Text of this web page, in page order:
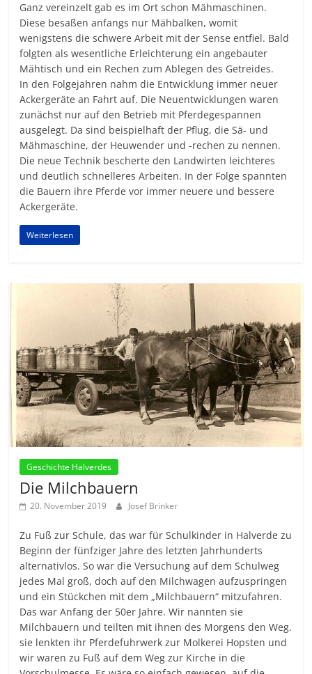
Ganz vereinzelt gab es im Ort schon Mähmaschinen.
Diese besaßen anfangs nur Mähbalken, womit
wenigstens die schwere Arbeit mit der Sense entfiel. Bald
folgten als wesentliche Erleichterung ein angebauter
Mähtisch und ein Rechen zum Ablegen des Getreides.
In den Folgejahren nahm die Entwicklung immer neuer
Ackergeräte an Fahrt auf. Die Neuentwicklungen waren
zunächst nur auf den Betrieb mit Pferdegespannen
ausgelegt. Da sind beispielhaft der Pflug, die Sä- und
Mähmaschine, der Heuwender und -rechen zu nennen.
Die neue Technik bescherte den Landwirten leichteres
und deutlich schnelleres Arbeiten. In der Folge spannten
die Bauern ihre Pferde vor immer neuere und bessere
Ackergeräte.
Weiterlesen
Geschichte Halverdes
Die Milchbauern
20. November 2019 Josef Brinker
Zu Fuß zur Schule, das war für Schulkinder in Halverde zu
Beginn der fünfziger Jahre des letzten Jahrhunderts
alternativlos. So war die Versuchung auf dem Schulweg
jedes Mal groß, doch auf den Milchwagen aufzuspringen
und ein Stückchen mit dem „Milchbauern“ mitzufahren.
Das war Anfang der 50er Jahre. Wir nannten sie
Milchbauern und teilten mit ihnen des Morgens den Weg.
sie lenkten ihr Pferdefuhrwerk zur Molkerei Hopsten und
wir waren zu Fuß auf dem Weg zur Kirche in die